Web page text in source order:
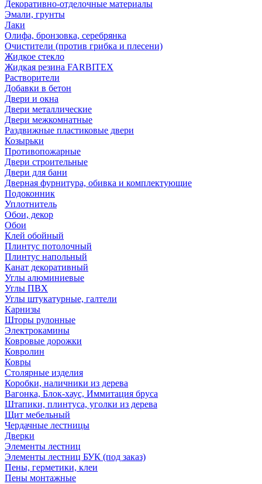
Декоративно-отделочные материалы
Эмали, грунты
Лаки
Олифа, бронзовка, серебрянка
Очистители (против грибка и плесени)
Жидкое стекло
Жидкая резина FARBITEX
Растворители
Добавки в бетон
Двери и окна
Двери металлические
Двери межкомнатные
Раздвижные пластиковые двери
Козырьки
Противопожарные
Двери строительные
Двери для бани
Дверная фурнитура, обивка и комплектующие
Подоконник
Уплотнитель
Обои, декор
Обои
Клей обойный
Плинтус потолочный
Плинтус напольный
Канат декоративный
Углы алюминиевые
Углы ПВХ
Углы штукатурные, галтели
Карнизы
Шторы рулонные
Электрокамины
Ковровые дорожки
Ковролин
Ковры
Столярные изделия
Коробки, наличники из дерева
Вагонка, Блок-хаус, Иммитация бруса
Штапики, плинтуса, уголки из дерева
Щит мебельный
Чердачные лестницы
Дверки
Элементы лестниц
Элементы лестниц БУК (под заказ)
Пены, герметики, клеи
Пены монтажные